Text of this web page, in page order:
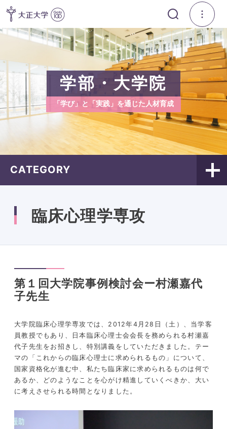
学部・大学院
「学び」と「実践」を通じた人材育成
CATEGORY
臨床心理学専攻
第１回大学院事例検討会ー村瀬嘉代
子先生
大学院臨床心理学専攻では、2012年4月28日（土）、当学客
員教授でもあり、日本臨床心理士会会長を務められる村瀬嘉
代子先生をお招きし、特別講義をしていただきました。テー
マの「これからの臨床心理士に求められるもの」について、
国家資格化が進む中、私たち臨床家に求められるものは何で
あるか、どのようなことを心がけ精進していくべきか、大い
に考えさせられる時間となりました。